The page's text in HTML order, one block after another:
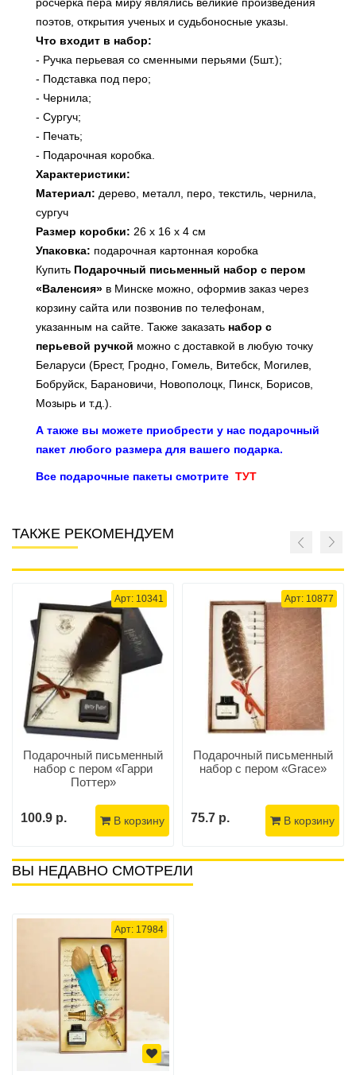
росчерка пера миру являлись великие произведения
поэтов, открытия ученых и судьбоносные указы.
Что входит в набор:
- Ручка перьевая со сменными перьями (5шт.);
- Подставка под перо;
- Чернила;
- Сургуч;
- Печать;
- Подарочная коробка.
Характеристики:
Материал: дерево, металл, перо, текстиль, чернила,
сургуч
Размер коробки: 26 х 16 х 4 см
Упаковка: подарочная картонная коробка
Купить Подарочный письменный набор с пером
«Валенсия» в Минске можно, оформив заказ через
корзину сайта или позвонив по телефонам,
указанным на сайте. Также заказать набор с
перьевой ручкой можно с доставкой в любую точку
Беларуси (Брест, Гродно, Гомель, Витебск, Могилев,
Бобруйск, Барановичи, Новополоцк, Пинск, Борисов,
Мозырь и т.д.).
А также вы можете приобрести у нас подарочный
пакет любого размера для вашего подарка.
Все подарочные пакеты смотрите ТУТ
ТАКЖЕ РЕКОМЕНДУЕМ
Арт: 10341
Подарочный письменный
набор с пером «Гарри
Поттер»
100.9 р. В корзину
Арт: 10877
Подарочный письменный
набор с пером «Grace»
75.7 р. В корзину
ВЫ НЕДАВНО СМОТРЕЛИ
Арт: 17984